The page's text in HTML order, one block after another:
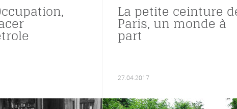
La petite ceinture
Paris, un monde à
part
27.04.2017